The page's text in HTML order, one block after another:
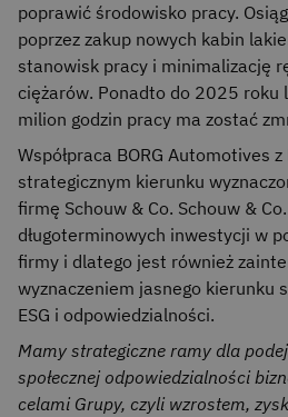
poprawić środowisko pracy.
poprzez zakup nowych kabin
stanowisk pracy i minimalizację
ciężarów. Ponadto do 2025 roku
milion godzin pracy ma zostać
Współpraca BORG Automotives
strategicznym kierunku
firmę Schouw & Co. Schouw &
długoterminowych inwestycji w
firmy i dlatego jest również
wyznaczeniem jasnego kierunku
ESG i odpowiedzialności.
Mamy strategiczne ramy dla
społecznej odpowiedzialności
celami Grupy, czyli wzrostem,